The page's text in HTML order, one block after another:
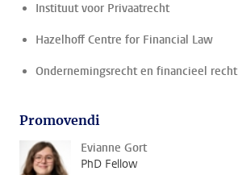
Instituut voor Privaatrecht
Hazelhoff Centre for Financial Law
Ondernemingsrecht en financieel recht
Promovendi
Evianne Gort
PhD Fellow